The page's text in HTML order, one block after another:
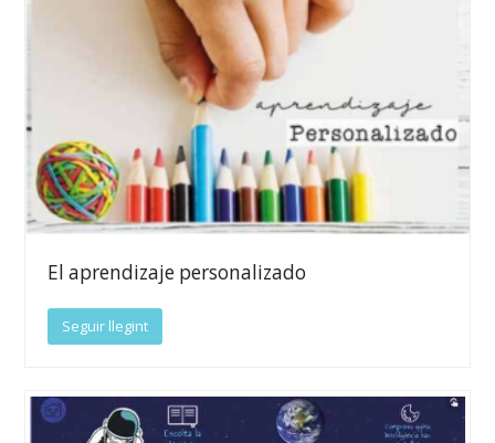
El aprendizaje personalizado
Seguir llegint